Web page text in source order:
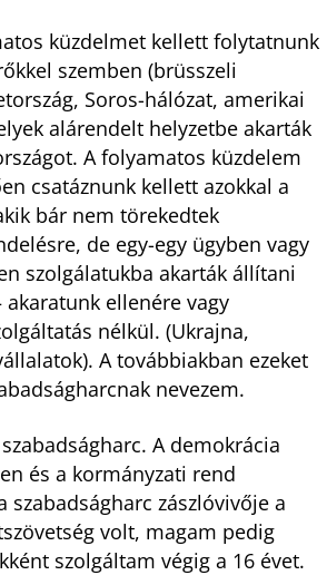
küzdelmet kellett folytatnunk
szemben (brüsszeli
Soros-hálózat, amerikai
alárendelt helyzetbe akarták
A folyamatos küzdelem
csatáznunk kellett azokkal a
bár nem törekedtek
de egy-egy ügyben vagy
szolgálatukba akarták állítani
akaratunk ellenére vagy
nélkül. (Ukrajna,
A továbbiakban ezeket
nevezem.
A demokrácia
és a kormányzati rend
szabadságharc zászlóvivője a
volt, magam pedig
szolgáltam végig a 16 évet.